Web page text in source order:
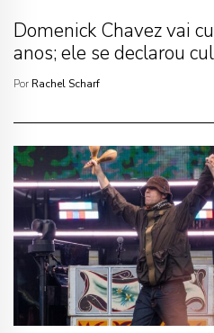
Domenick Chavez vai
anos; ele se declarou
Por Rachel Scharf